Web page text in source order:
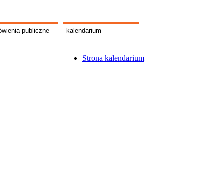
publiczne kalendarium
Strona kalendarium